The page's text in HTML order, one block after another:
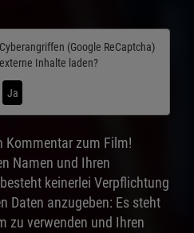
(Google ReCaptcha)
Inhalte laden?
Ja
Kommentar zum Film!
Namen und Ihren
keinerlei Verpflichtung
Daten anzugeben: Es steht
zu verwenden und Ihren